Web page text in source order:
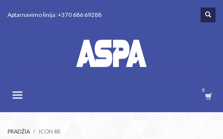
Aptarnavimo linija: +370 686 69288
PRADŽIA ICON 4B